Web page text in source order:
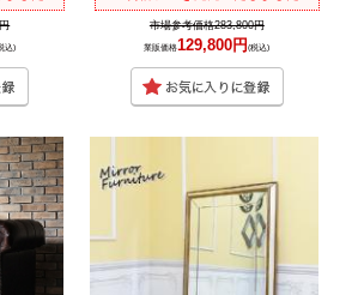
込)
市場参考価格283,800円
業販価格129,800円(税込)